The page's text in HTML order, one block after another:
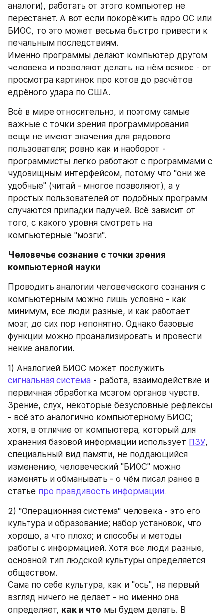
аналоги), работать от этого компьютер не
перестанет. А вот если покорёжить ядро ОС или
БИОС, то это может весьма быстро привести к
печальным последствиям.
Именно программы делают компьютер другом
человека и позволяют делать на нём всякое - от
просмотра картинок про котов до расчётов
едрёного удара по США.
Всё в мире относительно, и поэтому самые
важные с точки зрения программирования
вещи не имеют значения для рядового
пользователя; ровно как и наоборот -
программисты легко работают с программами с
чудовищным интерфейсом, потому что "они же
удобные" (читай - многое позволяют), а у
простых пользователей от подобных программ
случаются припадки падучей. Всё зависит от
того, с какого уровня смотреть на
компьютерные "мозги".
Человечье сознание с точки зрения
компьютерной науки
Проводить аналогии человеческого сознания с
компьютерным можно лишь условно - как
минимум, все люди разные, и как работает
мозг, до сих пор непонятно. Однако базовые
функции можно проанализировать и провести
некие аналогии.
сигнальная система - работа, взаимодействие и
первичная обработка мозгом органов чувств.
Зрение, слух, некоторые безусловные рефлексы
- всё это аналогично компьютерному БИОС;
хотя, в отличие от компьютера, который для
хранения базовой информации использует ПЗУ,
специальный вид памяти, не поддающийся
изменению, человеческий "БИОС" можно
изменять и обманывать - о чём писал ранее в
статье про правдивость информации.
2) "Операционная система" человека - это его
культура и образование; набор установок, что
хорошо, а что плохо; и способы и методы
работы с информацией. Хотя все люди разные,
основной тип людской культуры определяется
обществом.
Сама по себе культура, как и "ось", на первый
взгляд ничего не делает - но именно она
определяет, как и что мы будем делать. В